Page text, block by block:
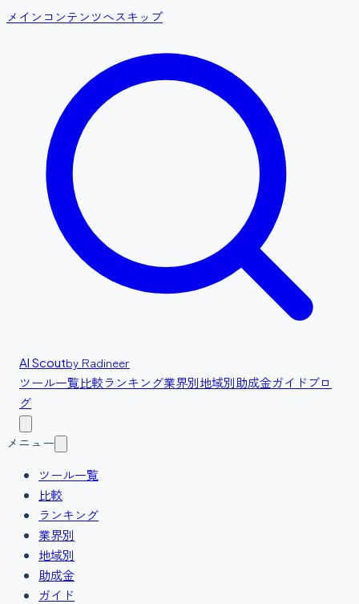
メインコンテンツへスキップ
AI Scoutby Radineer
ツール一覧比較ランキング業界別地域別助成金ガイドブロ
グ
メニュー
ツール一覧
比較
ランキング
業界別
地域別
助成金
ガイド